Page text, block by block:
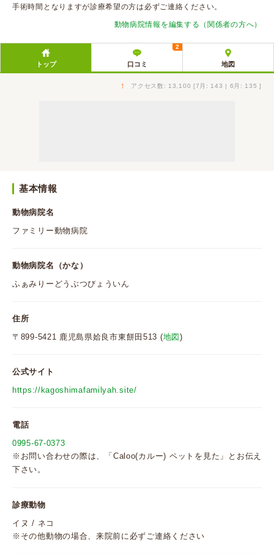
手術時間となりますが診療希望の方は必ずご連絡ください。 ​
動物病院情報を編集する（関係者の方へ）
トップ 口コミ
2
地図
↑ アクセス数: 13,100 [7月: 143 | 6月: 135 ]
基本情報
動物病院名
ファミリー動物病院
動物病院名（かな）
ふぁみりーどうぶつびょういん
住所
〒899-5421 鹿児島県姶良市東餅田513 (地図 )
公式サイト
https://kagoshimafamilyah.site/
電話
0995-67-0373
※お問い合わせの際は、「Caloo(カルー) ペットを見た」とお伝え
下さい。
診療動物
イヌ / ネコ
※その他動物の場合、来院前に必ずご連絡ください